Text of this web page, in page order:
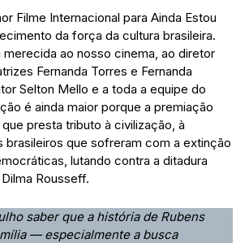
Filme Internacional para Ainda Estou
da força da cultura brasileira.
merecida ao nosso cinema, ao diretor
Fernanda Torres e Fernanda
Selton Mello e a toda a equipe do
é ainda maior porque a premiação
presta tributo à civilização, à
brasileiros que sofreram com a extinção
lutando contra a ditadura
Rousseff.
saber que a história de Rubens
— especialmente a busca